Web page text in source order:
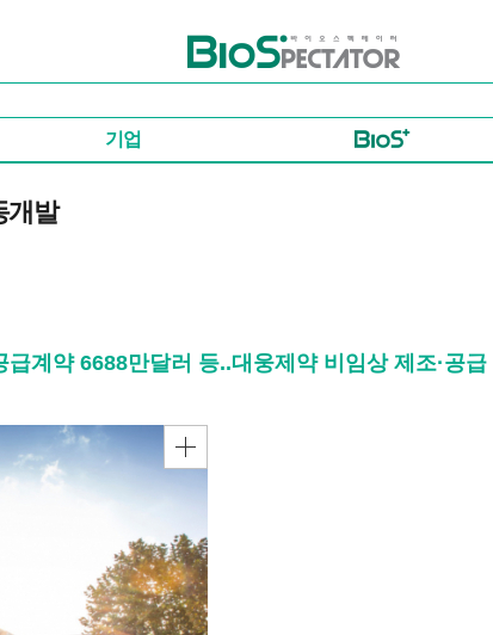
바이오스펙테이터
기업
개발
계약 6688만달러 등..대웅제약 비임상 제조·공